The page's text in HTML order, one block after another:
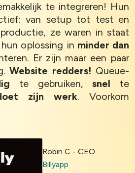
te integreren! Hun
van setup tot test en
ze waren in staat
oplossing in minder dan
Er zijn maar een paar
Website redders! Queue-
te gebruiken,snel te
zijn werk. Voorkom
Robin C - CEO
Billyapp